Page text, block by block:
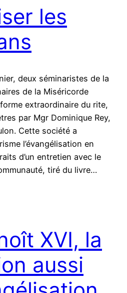
les
deux séminaristes de la
de la Miséricorde
extraordinaire du rite,
par Mgr Dominique Rey,
Cette société a
l’évangélisation en
d’un entretien avec le
tiré du livre…
XVI, la
aussi